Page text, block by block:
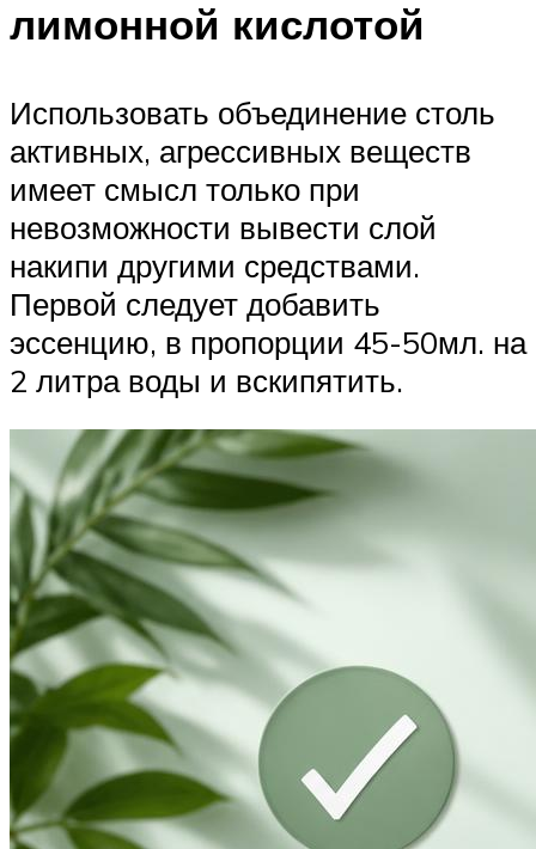
лимонной кислотой
Использовать объединение столь
активных, агрессивных веществ
имеет смысл только при
невозможности вывести слой
накипи другими средствами.
Первой следует добавить
эссенцию, в пропорции 45-50мл. на
2 литра воды и вскипятить.